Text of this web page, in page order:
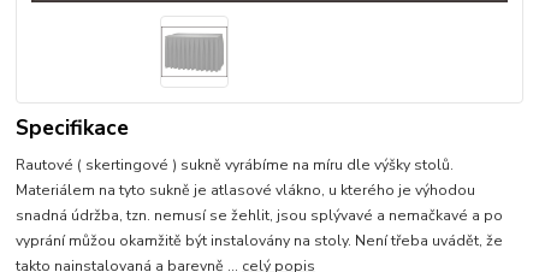
Specifikace
Rautové ( skertingové ) sukně vyrábíme na míru dle výšky stolů.
Materiálem na tyto sukně je atlasové vlákno, u kterého je výhodou
snadná údržba, tzn. nemusí se žehlit, jsou splývavé a nemačkavé a po
vyprání můžou okamžitě být instalovány na stoly. Není třeba uvádět, že
takto nainstalovaná a barevně ... celý popis